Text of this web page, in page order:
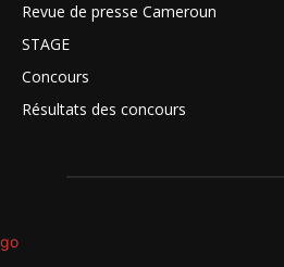
Revue de presse Cameroun
STAGE
Concours
Résultats des concours